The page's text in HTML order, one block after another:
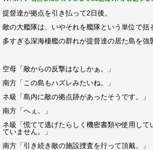
提督達が拠点を引き払って2日後。
敵の大艦隊は、いやそれを艦隊という単位で括
多すぎる深海棲艦の群れが提督達の居た島を強
空母「敵からの反撃はなしかぁ。」
南方「この島もハズレみたいね。」
ネ級「島内に敵の拠点跡があったそうです。」
南方「へぇ。」
ネ級「慌てて逃げたらしく機密書類や使用して
ていません。」
南方「引き続き敵の施設捜査を行って頂戴。」